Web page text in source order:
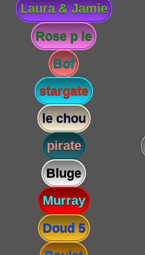
Laura & Jamie
Rose p le
Bof
stargate
le chou
pirate
Bluge
Murray
Doud 5